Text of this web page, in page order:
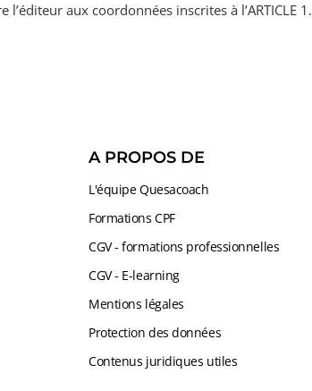
l’éditeur aux coordonnées inscrites à l’ARTICLE 1.
A PROPOS DE
L'équipe Quesacoach
Formations CPF
CGV - formations professionnelles
CGV - E-learning
Mentions légales
Protection des données
Contenus juridiques utiles